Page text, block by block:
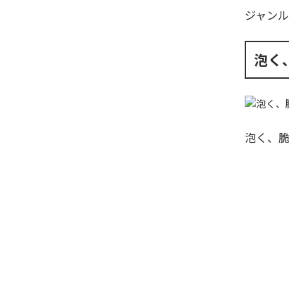
ジャンル
泡く
泡く、脆